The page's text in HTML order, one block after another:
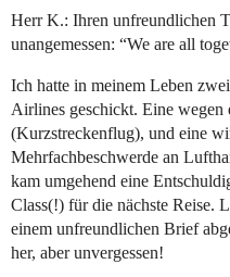
Herr K.: Ihren unfreundlichen
unangemessen: “We are all
Ich hatte in meinem Leben
Airlines geschickt. Eine wegen
(Kurzstreckenflug), und eine
Mehrfachbeschwerde an
kam umgehend eine
Class(!) für die nächste Reise.
einem unfreundlichen Brief
her, aber unvergessen!